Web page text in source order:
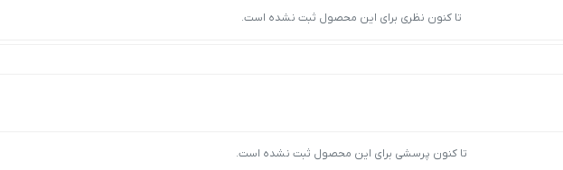
تا کنون نظری برای این محصول ثبت نشده است.
تا کنون پرسشی برای این محصول ثبت نشده است.